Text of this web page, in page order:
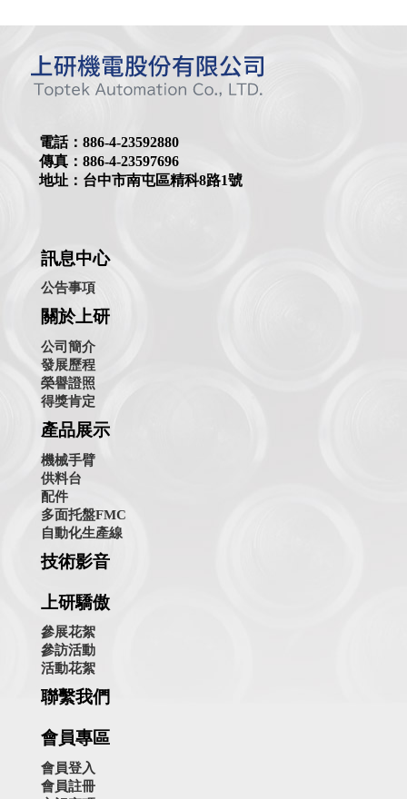
電話：886-4-23592880
傳真：886-4-23597696
地址：台中市南屯區精科8路1號
訊息中心
公告事項
關於上研
公司簡介
發展歷程
榮譽證照
得獎肯定
產品展示
機械手臂
供料台
配件
多面托盤FMC
自動化生產線
技術影音
上研驕傲
參展花絮
參訪活動
活動花絮
聯繫我們
會員專區
會員登入
會員註冊